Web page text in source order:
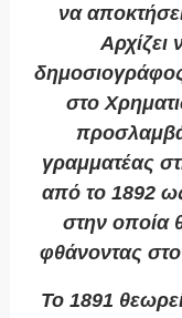
να
Αρχίζει
στο
γραμματέας
από το 1892
στην οποία
φθάνοντας
Το 1891